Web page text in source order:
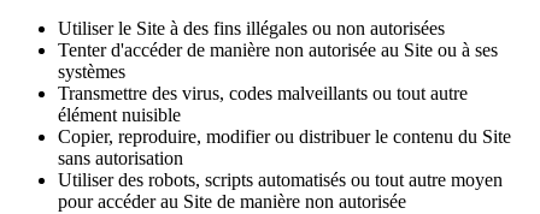
Utiliser le Site à des fins illégales ou non autorisées
Tenter d'accéder de manière non autorisée au Site ou à ses
systèmes
Transmettre des virus, codes malveillants ou tout autre
élément nuisible
Copier, reproduire, modifier ou distribuer le contenu du Site
sans autorisation
Utiliser des robots, scripts automatisés ou tout autre moyen
pour accéder au Site de manière non autorisée